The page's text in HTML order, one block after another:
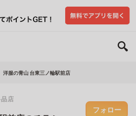
洋服の青山 台東三ノ輪駅前店
店
フォロー